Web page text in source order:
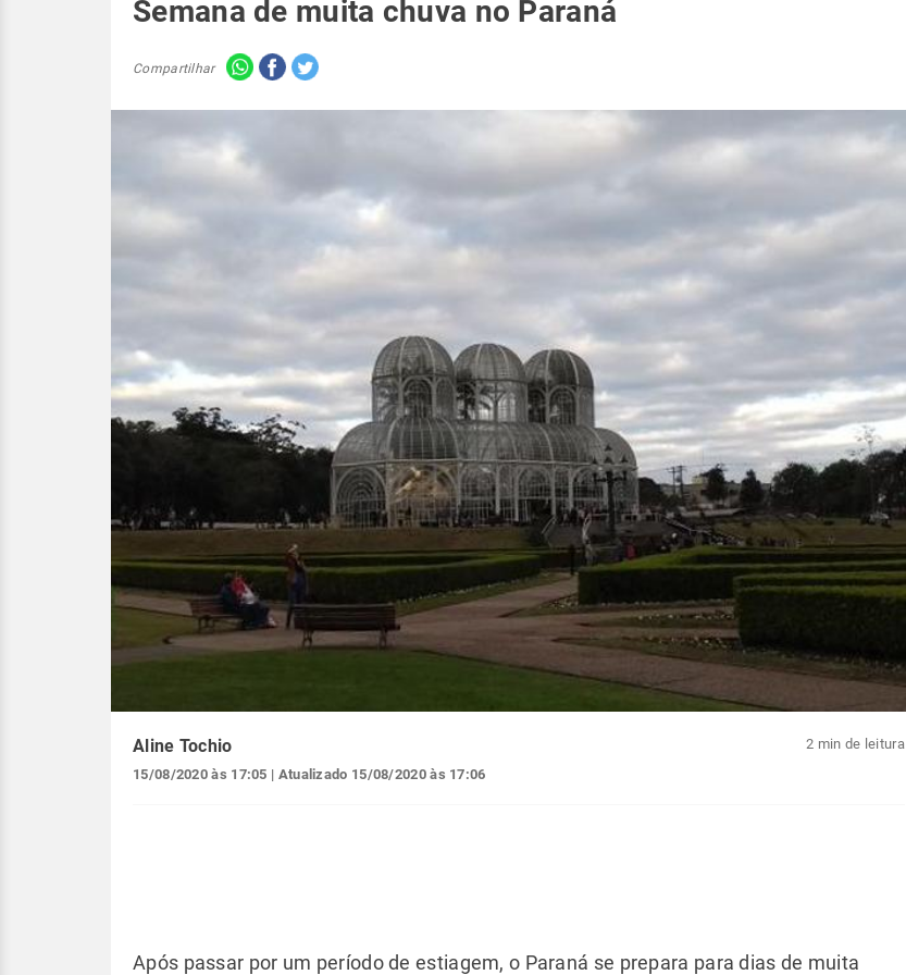
Semana de muita chuva no Paraná
Compartilhar
Aline Tochio
15/08/2020 às 17:05 | Atualizado 15/08/2020 às 17:06
2 min de leitura
Após passar por um período de estiagem, o Paraná se prepara para dias de muita